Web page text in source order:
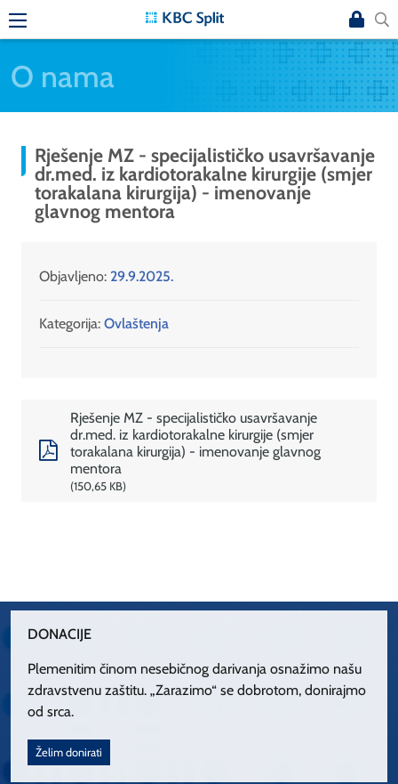
O nama
Rješenje MZ - specijalističko usavršavanje
dr.med. iz kardiotorakalne kirurgije (smjer
torakalana kirurgija) - imenovanje
glavnog mentora
Objavljeno: 29.9.2025.
Kategorija: Ovlaštenja
Rješenje MZ - specijalističko usavršavanje
dr.med. iz kardiotorakalne kirurgije (smjer
torakalana kirurgija) - imenovanje glavnog
mentora
150,65 KB
DONACIJE
Plemenitim činom nesebičnog darivanja osnažimo našu
zdravstvenu zaštitu. „Zarazimo“ se dobrotom, donirajmo
od srca.
Želim donirati